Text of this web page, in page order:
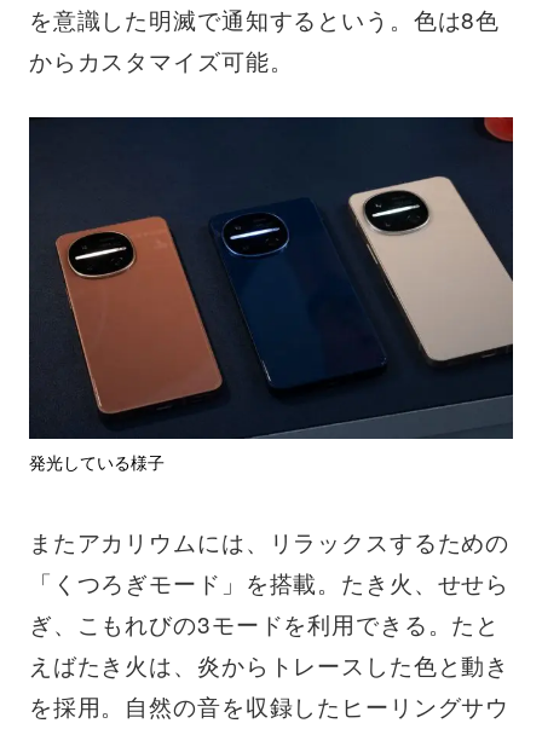
を意識した明滅で通知するという。色は8色
からカスタマイズ可能。
発光している様子
またアカリウムには、リラックスするための
「くつろぎモード」を搭載。たき火、せせら
ぎ、こもれびの3モードを利用できる。たと
えばたき火は、炎からトレースした色と動き
を採用。自然の音を収録したヒーリングサウ